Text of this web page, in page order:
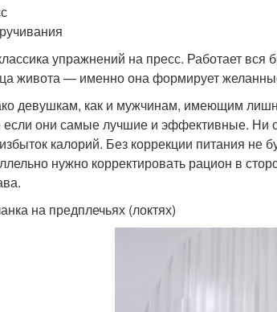
упражнений на пресс. Работает
живота — именно она формирует
девушкам, как и мужчинам, имеющим
они самые лучшие и эффективные. Ни
калорий. Без коррекции питания
нужно корректировать рацион в
на предплечьях (локтях)